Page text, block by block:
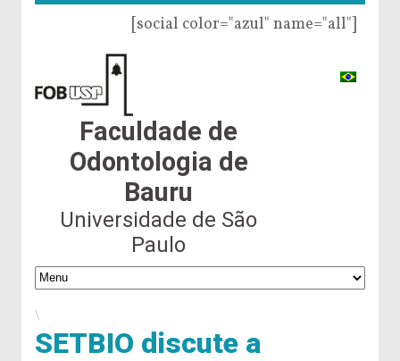
[social color="azul" name="all"]
Faculdade de
Odontologia de
Bauru
Universidade de São
Paulo
\
SETBIO discute a